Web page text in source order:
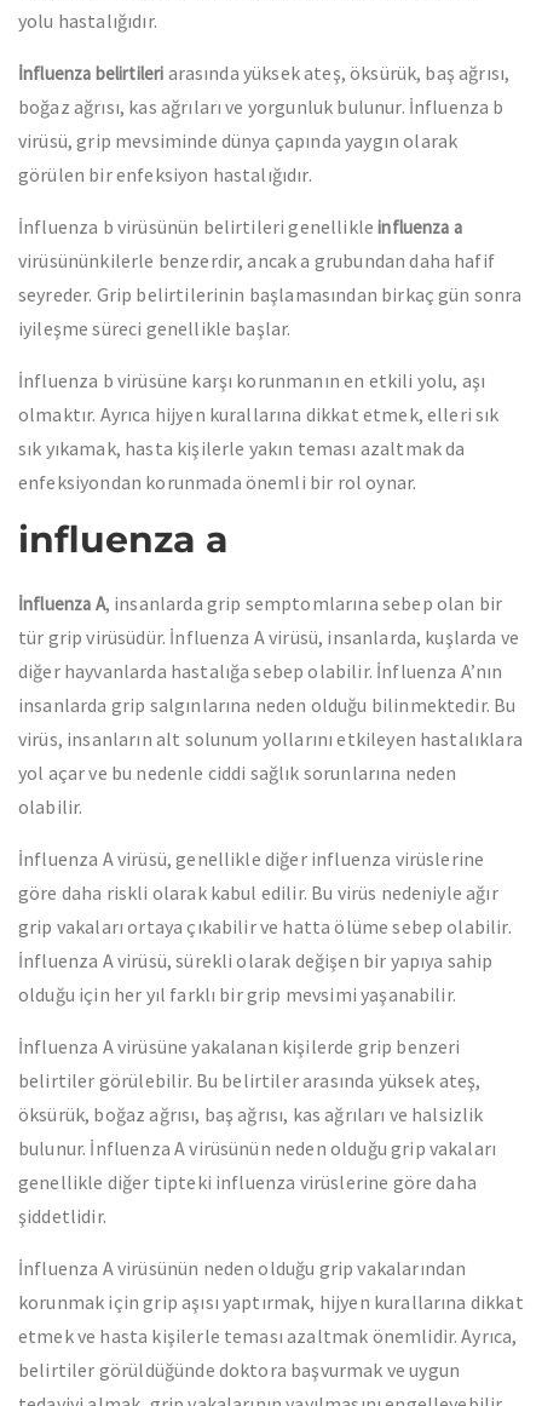
yolu hastalığıdır.
İnfluenza belirtileri arasında yüksek ateş, öksürük, baş ağrısı,
boğaz ağrısı, kas ağrıları ve yorgunluk bulunur. İnfluenza b
virüsü, grip mevsiminde dünya çapında yaygın olarak
görülen bir enfeksiyon hastalığıdır.
İnfluenza b virüsünün belirtileri genellikleinfluenza a
virüsününkilerle benzerdir, ancak a grubundan daha hafif
seyreder. Grip belirtilerinin başlamasından birkaç gün sonra
iyileşme süreci genellikle başlar.
İnfluenza b virüsüne karşı korunmanın en etkili yolu, aşı
olmaktır. Ayrıca hijyen kurallarına dikkat etmek, elleri sık
sık yıkamak, hasta kişilerle yakın teması azaltmak da
enfeksiyondan korunmada önemli bir rol oynar.
influenza a
İnfluenza A, insanlarda grip semptomlarına sebep olan bir
tür grip virüsüdür. İnfluenza A virüsü, insanlarda, kuşlarda ve
diğer hayvanlarda hastalığa sebep olabilir. İnfluenza A’nın
insanlarda grip salgınlarına neden olduğu bilinmektedir. Bu
virüs, insanların alt solunum yollarını etkileyen hastalıklara
yol açar ve bu nedenle ciddi sağlık sorunlarına neden
olabilir.
İnfluenza A virüsü, genellikle diğer influenza virüslerine
göre daha riskli olarak kabul edilir. Bu virüs nedeniyle ağır
grip vakaları ortaya çıkabilir ve hatta ölüme sebep olabilir.
İnfluenza A virüsü, sürekli olarak değişen bir yapıya sahip
olduğu için her yıl farklı bir grip mevsimi yaşanabilir.
İnfluenza A virüsüne yakalanan kişilerde grip benzeri
belirtiler görülebilir. Bu belirtiler arasında yüksek ateş,
öksürük, boğaz ağrısı, baş ağrısı, kas ağrıları ve halsizlik
bulunur. İnfluenza A virüsünün neden olduğu grip vakaları
genellikle diğer tipteki influenza virüslerine göre daha
şiddetlidir.
İnfluenza A virüsünün neden olduğu grip vakalarından
korunmak için grip aşısı yaptırmak, hijyen kurallarına dikkat
etmek ve hasta kişilerle teması azaltmak önemlidir. Ayrıca,
belirtiler görüldüğünde doktora başvurmak ve uygun